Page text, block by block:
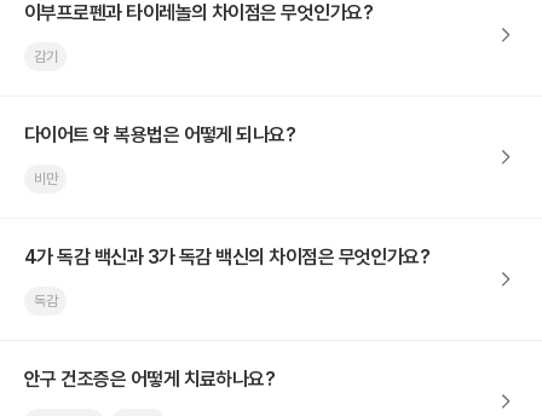
이부프로펜과 타이레놀의 차이점은 무엇인가요?
감기
다이어트 약 복용법은 어떻게 되나요?
비만
4가 독감 백신과 3가 독감 백신의 차이점은 무엇인가요?
독감
안구 건조증은 어떻게 치료하나요?